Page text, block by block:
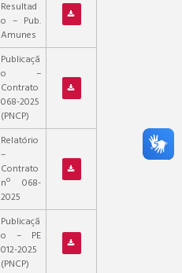
Resultad
o – Pub.
Amunes
Publicaçã
o –
Contrato
068-2025
(PNCP)
Relatório
–
Contrato
nº 068-
2025
Publicaçã
o – PE
012-2025
(PNCP)